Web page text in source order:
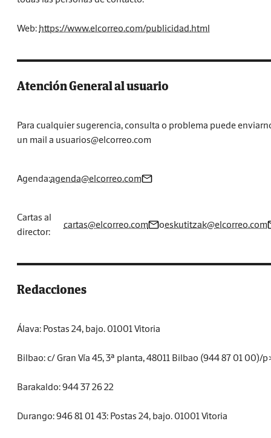
Web: https://www.elcorreo.com/publicidad.html
Atención General al usuario
Para cualquier sugerencia, consulta o problema puede
un mail a usuarios@elcorreo.com
Agenda:agenda@elcorreo.com
Cartas al
director:
cartas@elcorreo.com oeskutitzak@elcorreo.com
Redacciones
Álava: Postas 24, bajo. 01001 Vitoria
Bilbao: c/ Gran Vía 45, 3ª planta, 48011 Bilbao (944 87 01 00)/
Barakaldo: 944 37 26 22
Durango: 946 81 01 43: Postas 24, bajo. 01001 Vitoria